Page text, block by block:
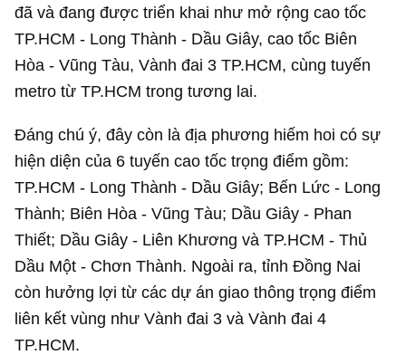
đã và đang được triển khai như mở rộng cao tốc
TP.HCM - Long Thành - Dầu Giây, cao tốc Biên
Hòa - Vũng Tàu, Vành đai 3 TP.HCM, cùng tuyến
metro từ TP.HCM trong tương lai.
Đáng chú ý, đây còn là địa phương hiếm hoi có sự
hiện diện của 6 tuyến cao tốc trọng điểm gồm:
TP.HCM - Long Thành - Dầu Giây; Bến Lức - Long
Thành; Biên Hòa - Vũng Tàu; Dầu Giây - Phan
Thiết; Dầu Giây - Liên Khương và TP.HCM - Thủ
Dầu Một - Chơn Thành. Ngoài ra, tỉnh Đồng Nai
còn hưởng lợi từ các dự án giao thông trọng điểm
liên kết vùng như Vành đai 3 và Vành đai 4
TP.HCM.